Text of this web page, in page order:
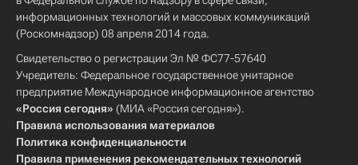
информационных технологий и массовых коммуникаций
(Роскомнадзор) 08 апреля 2014 года.
Свидетельство о регистрации Эл № ФС77-57640
Учредитель: Федеральное государственное унитарное
предприятие Международное информационное агентство
«Россия сегодня» (МИА «Россия сегодня»).
Правила использования материалов
Политика конфиденциальности
Правила применения рекомендательных технологий